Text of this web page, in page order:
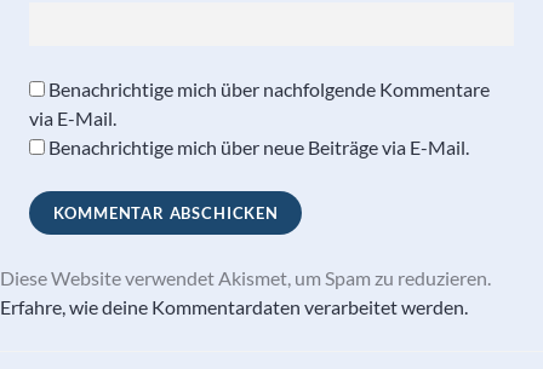
Benachrichtige mich über nachfolgende Kommentare
via E-Mail.
Benachrichtige mich über neue Beiträge via E-Mail.
Diese Website verwendet Akismet, um Spam zu reduzieren.
Erfahre, wie deine Kommentardaten verarbeitet werden.